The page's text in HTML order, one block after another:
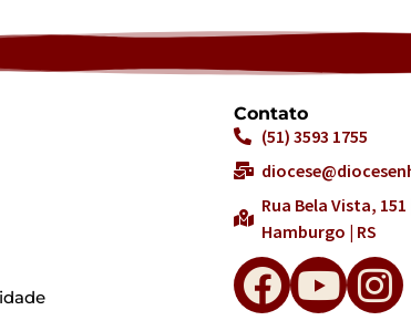
Contato
(51) 3593 1755
Rua Bela Vista,
Hamburgo | RS